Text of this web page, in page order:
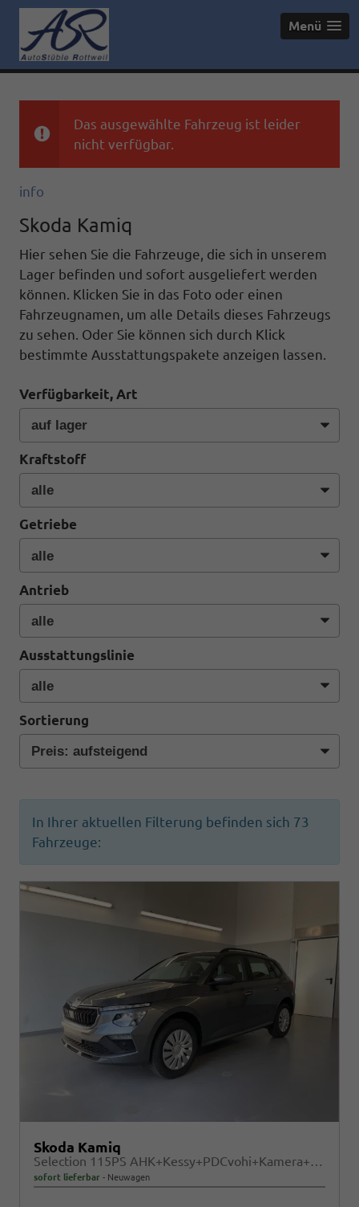
Menü
Das ausgewählte Fahrzeug ist leider
nicht verfügbar.
info
Skoda Kamiq
Hier sehen Sie die Fahrzeuge, die sich in unserem
Lager befinden und sofort ausgeliefert werden
können. Klicken Sie in das Foto oder einen
Fahrzeugnamen, um alle Details dieses Fahrzeugs
zu sehen. Oder Sie können sich durch Klick
bestimmte Ausstattungspakete anzeigen lassen.
Verfügbarkeit, Art
Kraftstoff
Getriebe
Antrieb
Ausstattungslinie
Sortierung
In Ihrer aktuellen Filterung befinden sich 73
Fahrzeuge:
Skoda Kamiq
Selection 115PS AHK+Kessy+PDCvohi+Kamera+Climatronic+AppConnect+Sitzheizung
sofort lieferbar Neuwagen